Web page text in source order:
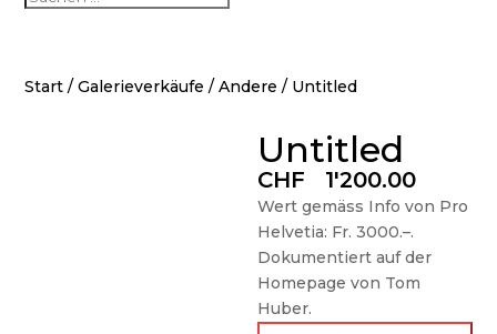
Start /Galerieverkäufe /Andere / Untitled
Untitled
CHF 1'200.00
Wert gemäss Info von Pro
Helvetia: Fr. 3000.–.
Dokumentiert auf der
Homepage von Tom
Huber.